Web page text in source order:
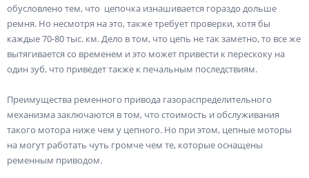
обусловлено тем, что цепочка изнашивается гораздо дольше
ремня. Но несмотря на это, также требует проверки, хотя бы
каждые 70-80 тыс. км. Дело в том, что цепь не так заметно, то все же
вытягивается со временем и это может привести к перескоку на
один зуб, что приведет также к печальным последствиям.
Преимущества ременного привода газораспределительного
механизма заключаются в том, что стоимость и обслуживания
такого мотора ниже чем у цепного. Но при этом, цепные моторы
на могут работать чуть громче чем те, которые оснащены
ременным приводом.